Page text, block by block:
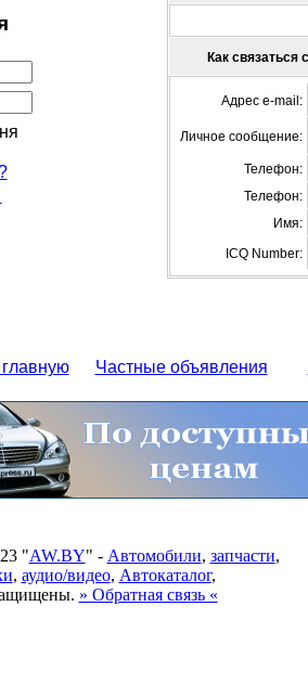
Как связаться
Адрес e-mail:
Личное сообщение:
Телефон:
Телефон:
Имя:
ICQ Number:
Частные объявления
"AW.BY" - Автомобили, запчасти,
, аудио/видео, Автокаталог,
» Обратная связь «